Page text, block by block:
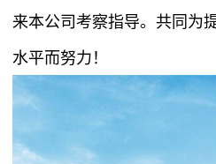
来本公司考察指导。共同为
水平而努力！